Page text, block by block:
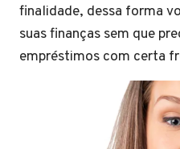
finalidade, dessa forma
suas finanças sem que
empréstimos com certa